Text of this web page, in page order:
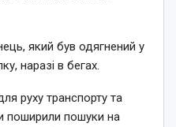
який був одягнений у
наразі в бегах.
руху транспорту та
поширили пошуки на